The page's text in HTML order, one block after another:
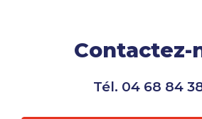
Contactez-
Tél. 04 68 84